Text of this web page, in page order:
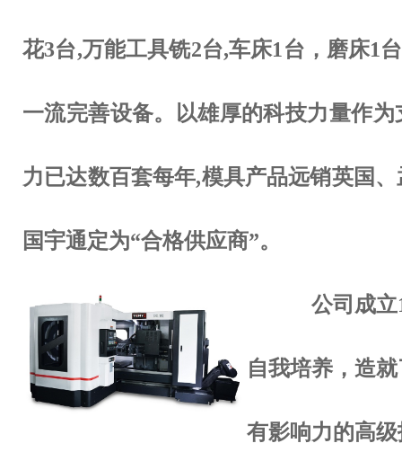
花3台,万能工具铣2台,车床1台，磨床1
一流完善设备。以雄厚的科技力量作
力已达数百套每年,模具产品远销英国
国宇通定为“合格供应商”。
公司成立
自我培养，造
有影响力的高